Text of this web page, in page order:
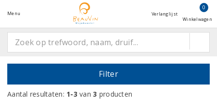
Menu Verlanglijst
0
Winkelwagen
Filter
Aantal resultaten: 1-3 van3 producten